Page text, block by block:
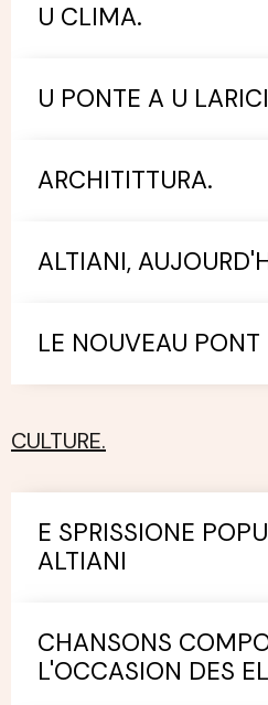
U CLIMA.
U PONTE A U
ARCHITITTURA.
ALTIANI,
LE NOUVEAU PONT
CULTURE.
E SPRISSIONE
ALTIANI
CHANSONS
L'OCCASION DES